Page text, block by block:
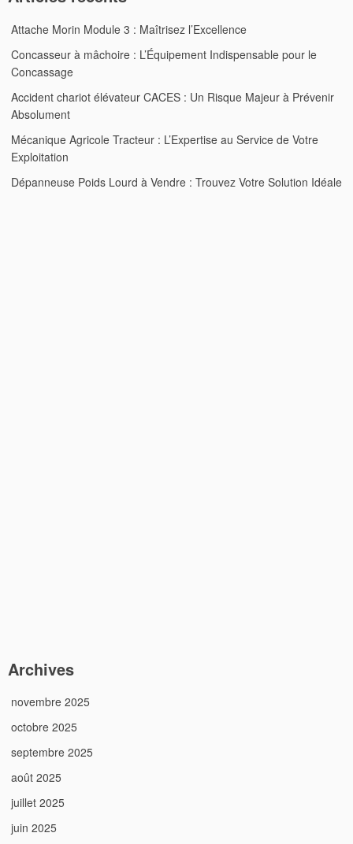
Attache Morin Module 3 : Maîtrisez l’Excellence
Concasseur à mâchoire : L’Équipement Indispensable pour le
Concassage
Accident chariot élévateur CACES : Un Risque Majeur à Prévenir
Absolument
Mécanique Agricole Tracteur : L’Expertise au Service de Votre
Exploitation
Dépanneuse Poids Lourd à Vendre : Trouvez Votre Solution Idéale
Archives
novembre 2025
octobre 2025
septembre 2025
août 2025
juillet 2025
juin 2025